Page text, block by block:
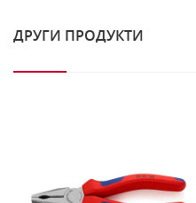
ДРУГИ ПРОДУКТИ